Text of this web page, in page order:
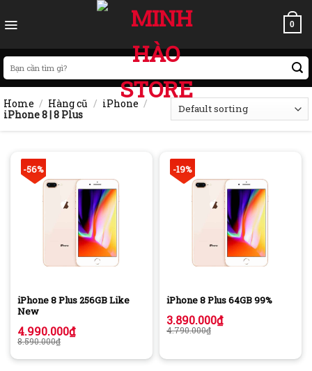
to
0
Search
for:
Home / Hàng cũ / iPhone /
iPhone 8 | 8 Plus
-56%
iPhone 8 Plus 256GB Like
New
4.990.000₫
8.590.000₫
-19%
iPhone 8 Plus 64GB 99%
3.890.000₫
4.790.000₫